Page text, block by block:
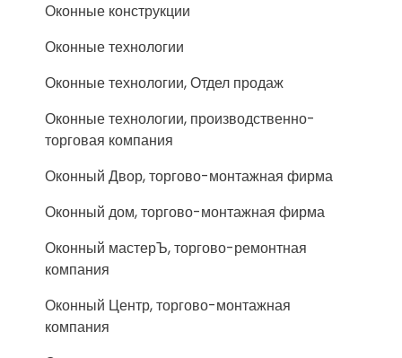
Оконные конструкции
Оконные технологии
Оконные технологии, Отдел продаж
Оконные технологии, производственно-
торговая компания
Оконный Двор, торгово-монтажная фирма
Оконный дом, торгово-монтажная фирма
Оконный мастерЪ, торгово-ремонтная
компания
Оконный Центр, торгово-монтажная
компания